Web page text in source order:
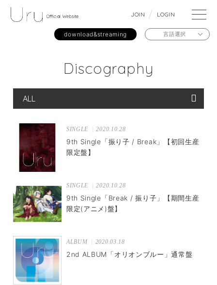
JOI N LOGI N
download&streaming 言語選択
Discography
SINGLE 2020.10.28
9th Single「振り子 / Break」【初回生産
限定盤】
SINGLE 2020.10.28
9th Single「Break / 振り子」【期間生産
限定(アニメ)盤】
ALBUM 2020.03.18
2nd ALBUM「オリオンブルー」通常盤